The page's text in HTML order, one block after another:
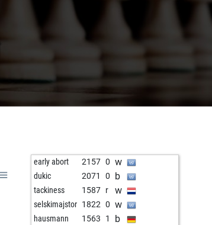
early abort 2157 0 w
dukic 2071 0 b
tackiness 1587 r w
selskimajstor 1822 0 w
hausmann 1563 1 b